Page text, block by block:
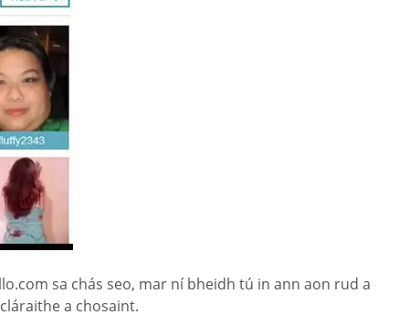
sa chás seo, mar ní bheidh tú in ann aon rud a
a chosaint.